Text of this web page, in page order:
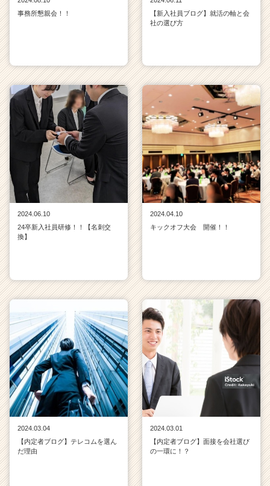
事務所懇親会！！
【新入社員ブログ】就活の軸と会
社の選び方
2024.06.10
24卒新入社員研修！！【名刺交
換】
2024.04.10
キックオフ大会 開催！！
2024.03.04
【内定者ブログ】テレコムを選ん
だ理由
2024.03.01
【内定者ブログ】面接を会社選び
の一環に！？